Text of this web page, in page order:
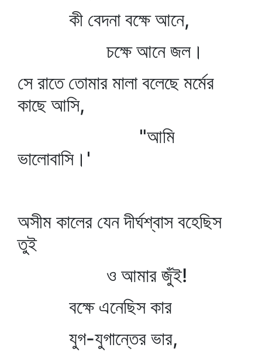
কী বেদনা বক্ষে আনে,
চক্ষে আনে জল।
সে রাতে তোমার মালা বলেছে মর্মের
কাছে আসি,
"আমি
ভালোবাসি।'
অসীম কালের যেন দীর্ঘশ্বাস বহেছিস
তুই
ও আমার জুঁই!
বক্ষে এনেছিস কার
যুগ-যুগান্তের ভার,